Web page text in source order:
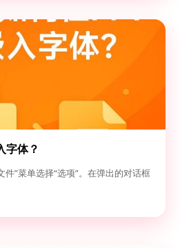
字体？
件”菜单选择“选项”。在弹出的对话框